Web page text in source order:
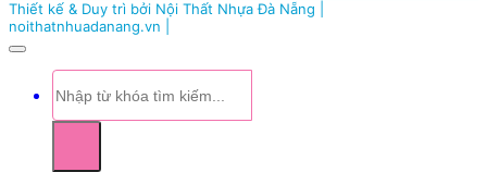
Thiết kế & Duy trì bởi Nội Thất Nhựa Đà Nẵng |
noithatnhuadanang.vn |
Tìm
kiếm: